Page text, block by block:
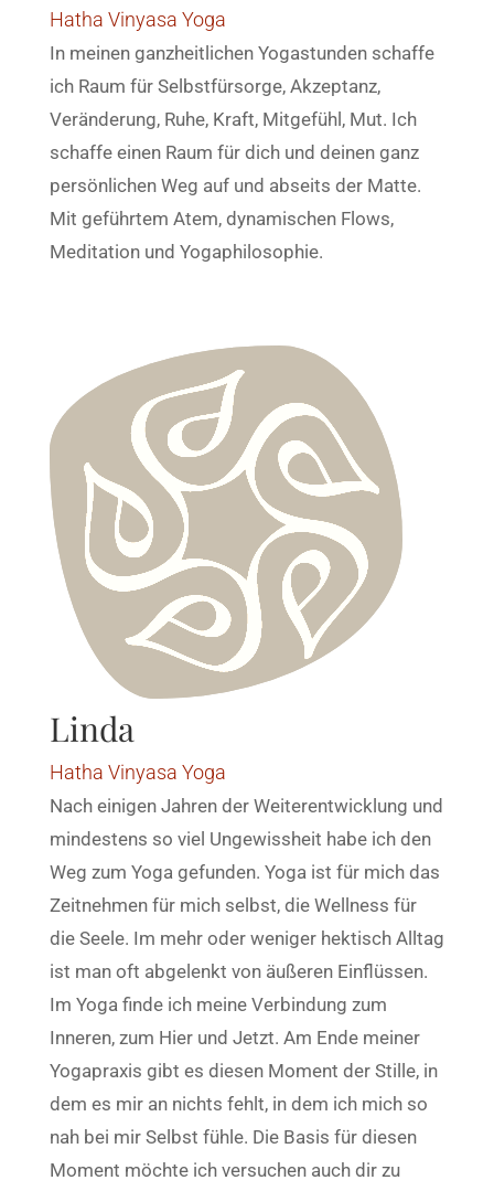
Hatha Vinyasa Yoga
In meinen ganzheitlichen Yogastunden schaffe
ich Raum für Selbstfürsorge, Akzeptanz,
Veränderung, Ruhe, Kraft, Mitgefühl, Mut. Ich
schaffe einen Raum für dich und deinen ganz
persönlichen Weg auf und abseits der Matte.
Mit geführtem Atem, dynamischen Flows,
Meditation und Yogaphilosophie.
Linda
Hatha Vinyasa Yoga
Nach einigen Jahren der Weiterentwicklung und
mindestens so viel Ungewissheit habe ich den
Weg zum Yoga gefunden. Yoga ist für mich das
Zeitnehmen für mich selbst, die Wellness für
die Seele. Im mehr oder weniger hektisch Alltag
ist man oft abgelenkt von äußeren Einflüssen.
Im Yoga finde ich meine Verbindung zum
Inneren, zum Hier und Jetzt. Am Ende meiner
Yogapraxis gibt es diesen Moment der Stille, in
dem es mir an nichts fehlt, in dem ich mich so
nah bei mir Selbst fühle. Die Basis für diesen
Moment möchte ich versuchen auch dir zu